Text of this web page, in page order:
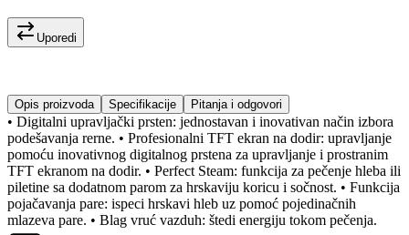
Uporedi
Opis proizvoda Specifikacije Pitanja i odgovori
• Digitalni upravljački prsten: jednostavan i inovativan način izbora
podešavanja rerne. • Profesionalni TFT ekran na dodir: upravljanje
pomoću inovativnog digitalnog prstena za upravljanje i prostranim
TFT ekranom na dodir. • Perfect Steam: funkcija za pečenje hleba ili
piletine sa dodatnom parom za hrskaviju koricu i sočnost. • Funkcija
pojačavanja pare: ispeci hrskavi hleb uz pomoć pojedinačnih
mlazeva pare. • Blag vruć vazduh: štedi energiju tokom pečenja.